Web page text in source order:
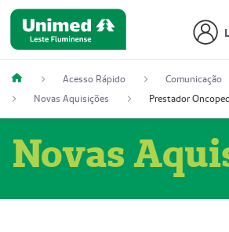
Acesso Rápido
Comunicação
Novas Aquisições
Novas